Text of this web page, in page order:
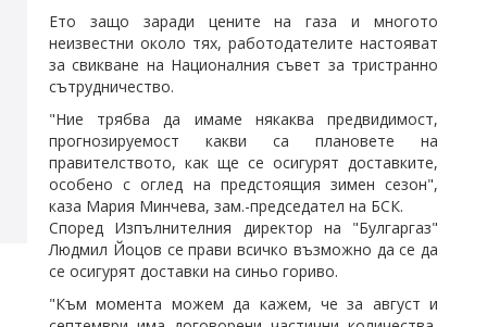
Ето защо заради цените на газа и многото
неизвестни около тях, работодателите настояват
за свикване на Националния съвет за тристранно
сътрудничество.
"Ние трябва да имаме някаква предвидимост,
прогнозируемост какви са плановете на
правителството, как ще се осигурят доставките,
особено с оглед на предстоящия зимен сезон",
каза Мария Минчева, зам.-председател на БСК.
Според Изпълнителния директор на "Булгаргаз"
Людмил Йоцов се прави всичко възможно да се да
се осигурят доставки на синьо гориво.
"Към момента можем да кажем, че за август и